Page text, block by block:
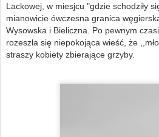
Lackowej, w miesjcu "gdzie schodziły
mianowicie ówczesna granica
Wysowska i Bieliczna. Po pewnym
rozeszła się niepokojąca wieść, że
straszy kobiety zbierające grzyby.